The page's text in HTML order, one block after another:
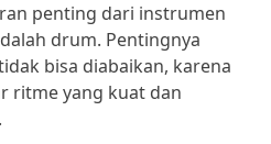
penting dari instrumen
drum. Pentingnya
bisa diabaikan, karena
ritme yang kuat dan